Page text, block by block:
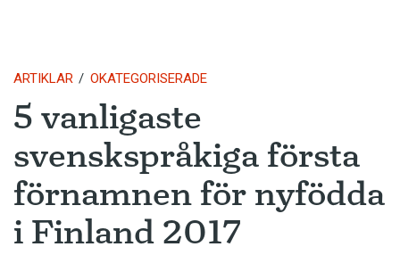
ARTIKLAR OKATEGORISERADE
5 vanligaste
svenskspråkiga första
förnamnen för nyfödda
i Finland 2017